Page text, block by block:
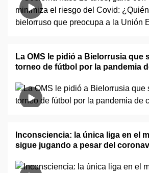
La OMS le pidió a Bielorrusia que
torneo de fútbol por la pandemia
Inconsciencia: la única liga en el
sigue jugando a pesar del